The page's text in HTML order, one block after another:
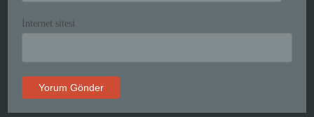
İnternet sitesi